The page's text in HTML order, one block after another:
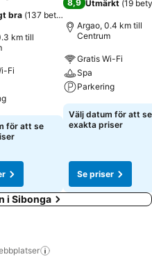
bra (137 betyg
km till
Fi
för att se
8,9 Utmärkt (19
Argao, 0.4 km till
Centrum
Gratis Wi-Fi
Spa
Parkering
Välj datum för att se
exakta priser
Se priser
i Sibonga